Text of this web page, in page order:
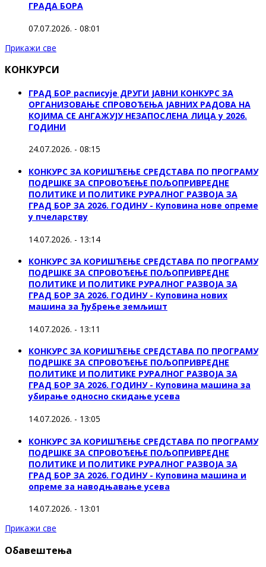
ГРАДА БОРА
07.07.2026. - 08:01
Прикажи све
КОНКУРСИ
ГРАД БОР расписује ДРУГИ ЈАВНИ КОНКУРС ЗА
ОРГАНИЗОВАЊЕ СПРОВОЂЕЊА ЈАВНИХ РАДОВА НА
КОЈИМА СЕ АНГАЖУЈУ НЕЗАПОСЛЕНА ЛИЦА у 2026.
ГОДИНИ
24.07.2026. - 08:15
КОНКУРС ЗА КОРИШЋЕЊЕ СРЕДСТАВА ПО ПРОГРАМУ
ПОДРШКЕ ЗА СПРОВОЂЕЊЕ ПОЉОПРИВРЕДНЕ
ПОЛИТИКЕ И ПОЛИТИКЕ РУРАЛНОГ РАЗВОЈА ЗА
ГРАД БОР ЗА 2026. ГОДИНУ - Куповина нове опреме
у пчеларству
14.07.2026. - 13:14
КОНКУРС ЗА КОРИШЋЕЊЕ СРЕДСТАВА ПО ПРОГРАМУ
ПОДРШКЕ ЗА СПРОВОЂЕЊЕ ПОЉОПРИВРЕДНЕ
ПОЛИТИКЕ И ПОЛИТИКЕ РУРАЛНОГ РАЗВОЈА ЗА
ГРАД БОР ЗА 2026. ГОДИНУ - Куповина нових
машина за ђубрење земљишт
14.07.2026. - 13:11
КОНКУРС ЗА КОРИШЋЕЊЕ СРЕДСТАВА ПО ПРОГРАМУ
ПОДРШКЕ ЗА СПРОВОЂЕЊЕ ПОЉОПРИВРЕДНЕ
ПОЛИТИКЕ И ПОЛИТИКЕ РУРАЛНОГ РАЗВОЈА ЗА
ГРАД БОР ЗА 2026. ГОДИНУ - Куповинa машина за
убирање односно скидање усева
14.07.2026. - 13:05
КОНКУРС ЗА КОРИШЋЕЊЕ СРЕДСТАВА ПО ПРОГРАМУ
ПОДРШКЕ ЗА СПРОВОЂЕЊЕ ПОЉОПРИВРЕДНЕ
ПОЛИТИКЕ И ПОЛИТИКЕ РУРАЛНОГ РАЗВОЈА ЗА
ГРАД БОР ЗА 2026. ГОДИНУ - Куповина машина и
опреме за наводњавање усева
14.07.2026. - 13:01
Прикажи све
Обавештења